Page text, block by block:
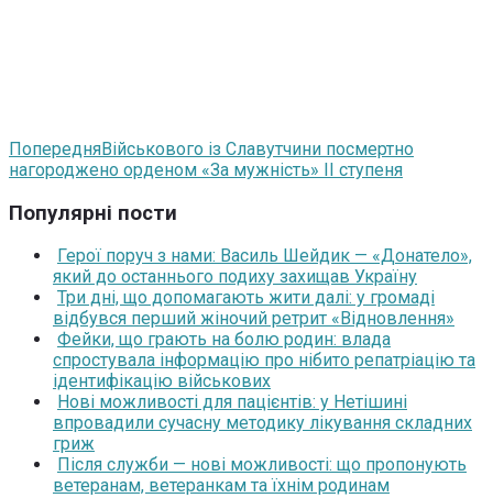
ПопередняВійськового із Славутчини посмертно
нагороджено орденом «За мужність» ІІ ступеня
Популярні пости
Герої поруч з нами: Василь Шейдик — «Донатело»,
який до останнього подиху захищав Україну
Три дні, що допомагають жити далі: у громаді
відбувся перший жіночий ретрит «Відновлення»
Фейки, що грають на болю родин: влада
спростувала інформацію про нібито репатріацію та
ідентифікацію військових
Нові можливості для пацієнтів: у Нетішині
впровадили сучасну методику лікування складних
гриж
Після служби — нові можливості: що пропонують
ветеранам, ветеранкам та їхнім родинам